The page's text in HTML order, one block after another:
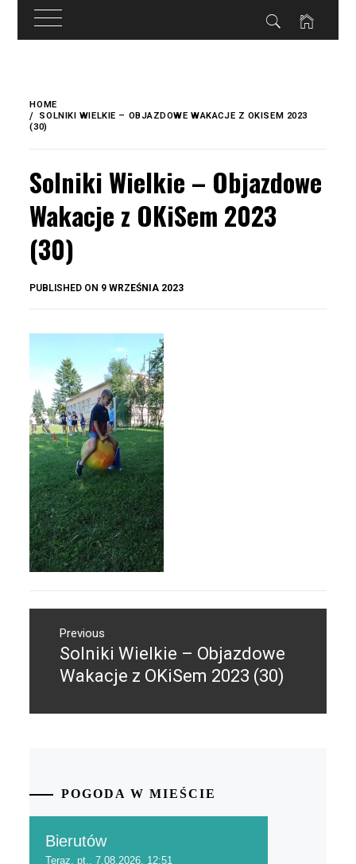
treści
content
HOME
SOLNIKI WIELKIE – OBJAZDOWE WAKACJE Z OKISEM 2023
(30)
Solniki Wielkie – Objazdowe
Wakacje z OKiSem 2023
(30)
PUBLISHED ON 9 WRZEŚNIA 2023
wpisuPrevious
Previous
post:
Solniki Wielkie – Objazdowe
Wakacje z OKiSem 2023 (30)
POGODA W MIEŚCIE